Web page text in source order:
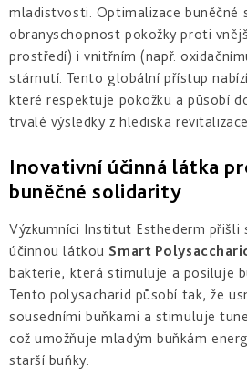
mladistvosti. Optimalizace buněčné
obranyschopnost pokožky proti
prostředí) i vnitřním (např.
stárnutí. Tento globální přístup
které respektuje pokožku a působí
trvalé výsledky z hlediska
Inovativní účinná látka
buněčné solidarity
Výzkumníci Institut Esthederm přišli
účinnou látkou Smart
bakterie, která stimuluje a posiluje
Tento polysacharid působí tak, že
sousedními buňkami a stimuluje
což umožňuje mladým buňkám
starší buňky.